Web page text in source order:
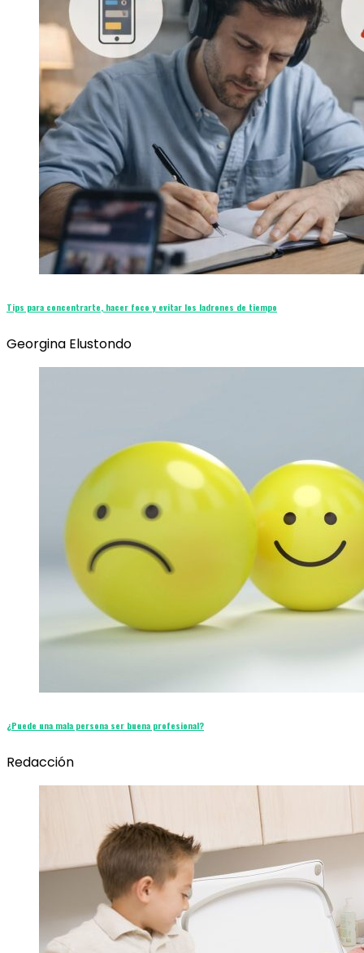
Tips para concentrarte, hacer foco y evitar los ladrones de tiempo
Georgina Elustondo
¿Puede una mala persona ser buena profesional?
Redacción